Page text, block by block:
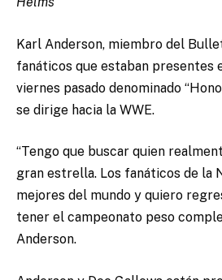
Karl Anderson, miembro del
fanáticos que estaban presentes
viernes pasado denominado
se dirige hacia la WWE.
“Tengo que buscar quien
gran estrella. Los fanáticos de la
mejores del mundo y quiero
tener el campeonato peso
Anderson.